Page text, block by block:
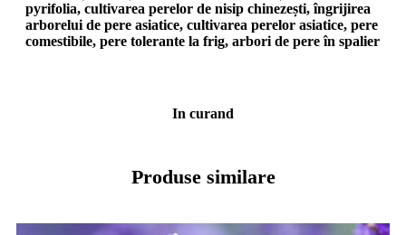
pyrifolia, cultivarea perelor de nisip chinezești, îngrijirea
arborelui de pere asiatice, cultivarea perelor asiatice, pere
comestibile, pere tolerante la frig, arbori de pere în spalier
In curand
Produse similare